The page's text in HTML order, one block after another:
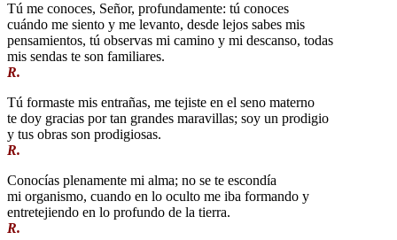
Tú me conoces, Señor, profundamente: tú conoces
cuándo me siento y me levanto, desde lejos sabes mis
pensamientos, tú observas mi camino y mi descanso, todas
mis sendas te son familiares.
R.
Tú formaste mis entrañas, me tejiste en el seno materno
te doy gracias por tan grandes maravillas; soy un prodigio
y tus obras son prodigiosas.
R.
Conocías plenamente mi alma; no se te escondía
mi organismo, cuando en lo oculto me iba formando y
entretejiendo en lo profundo de la tierra.
R.